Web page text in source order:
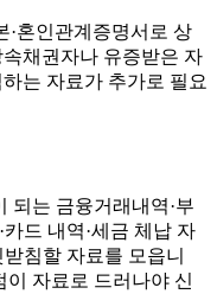
·혼인관계증명서로 상
채권자나 유증받은 자
는 자료가 추가로 필요
되는 금융거래내역·부
드 내역·세금 체납 자
침할 자료를 모읍니
자료로 드러나야 신